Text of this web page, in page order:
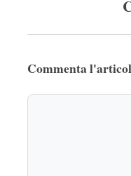
Commenta